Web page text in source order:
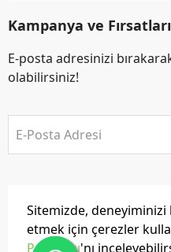
Sitemizde,
etmek için çerezler
Politikası'nı
Kampanya ve
E-posta adresinizi
olabilirsiniz!
E-Posta Adresi